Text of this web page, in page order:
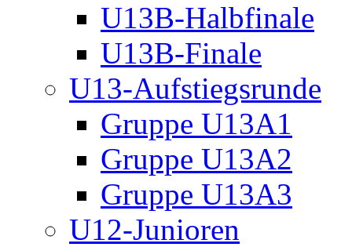
U13B-Halbfinale
U13B-Finale
U13-Aufstiegsrunde
Gruppe U13A1
Gruppe U13A2
Gruppe U13A3
U12-Junioren